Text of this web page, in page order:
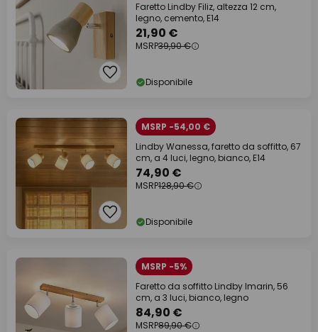
Faretto Lindby Filiz, altezza 12 cm,
legno, cemento, E14
21,90 €
MSRP39,90 €
Disponibile
MSRP -54,00 €
Lindby Wanessa, faretto da soffitto, 67
cm, a 4 luci, legno, bianco, E14
74,90 €
MSRP128,90 €
Disponibile
MSRP -5%
Faretto da soffitto Lindby Imarin, 56
cm, a 3 luci, bianco, legno
84,90 €
MSRP89,90 €